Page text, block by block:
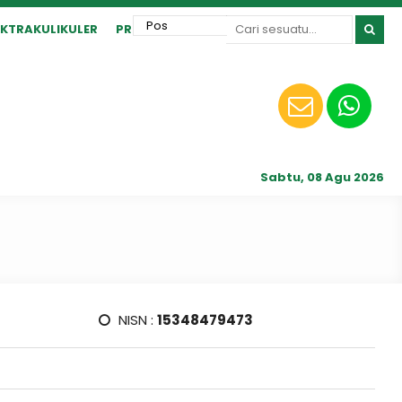
PRESTASI
Sabtu, 08 Agu 2026
NISN : 15348479473